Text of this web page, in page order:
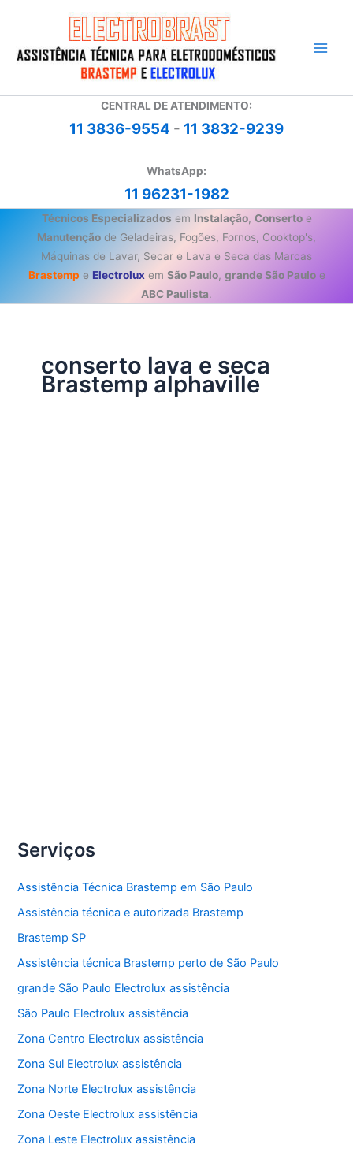
conteúdo
CENTRAL DE ATENDIMENTO:
11 3836-9554 - 11 3832-9239
WhatsApp:
11 96231-1982
Técnicos Especializados em Instalação, Consertoe
Manutenção de Geladeiras, Fogões, Fornos, Cooktop's,
Máquinas de Lavar, Secar e Lava e Seca das Marcas
Brastemp e Electroluxem São Paulo, grande São Pauloe
ABC Paulista.
conserto lava e seca
Brastemp alphaville
Brastemp
Serviços
Assistência Técnica Brastemp em São Paulo
Assistência técnica e autorizada Brastemp
Brastemp SP
Assistência técnica Brastemp perto de São Paulo
grande São Paulo Electrolux assistência
São Paulo Electrolux assistência
Zona Centro Electrolux assistência
Zona Sul Electrolux assistência
Zona Norte Electrolux assistência
Zona Oeste Electrolux assistência
Zona Leste Electrolux assistência